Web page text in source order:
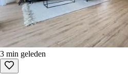
3 min geleden